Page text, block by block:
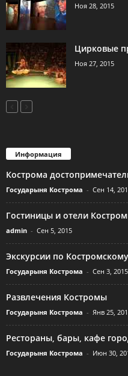
Ноя 28, 2015
Цирковые
Ноя 27, 2015
Информация
Кострома
Государыня Кострома - Сен 14,
Гостиницы и отели
admin - Сен 5, 2015
Экскурсии по
Государыня Кострома - Сен 3, 2015
Развлечения Костромы
Государыня Кострома - Янв 25,
Рестораны, бары, кафе
Государыня Кострома - Июн 30,